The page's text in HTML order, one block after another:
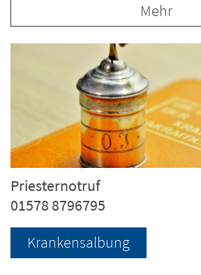
Mehr
Priesternotruf
01578 8796795
Krankensalbung